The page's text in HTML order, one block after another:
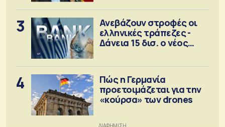
3
Ανεβάζουν στροφές οι
ελληνικές τράπεζες -
Δάνεια 15 δισ. ο νέος
4
Πώς η Γερμανία
προετοιμάζεται για την
«κούρσα» των drones